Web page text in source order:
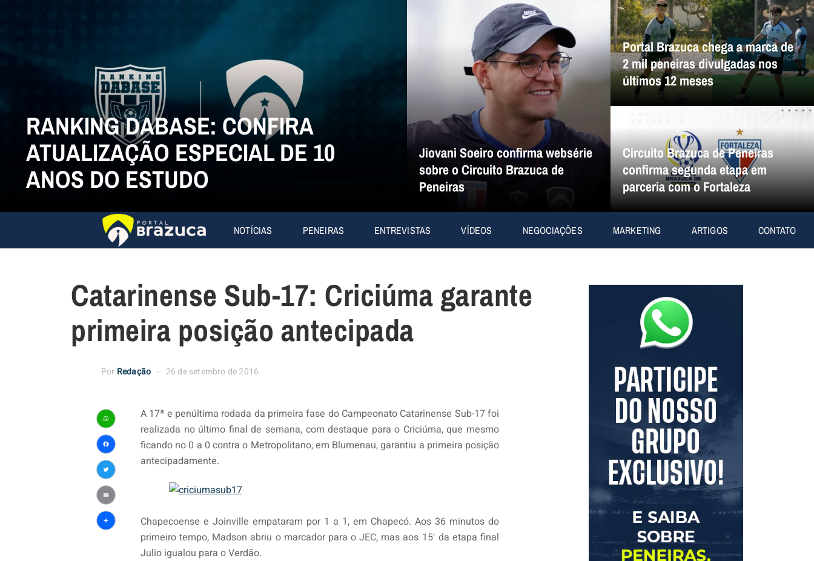
RANKING DABASE: CONFIRA
ATUALIZAÇÃO ESPECIAL DE 10
ANOS DO ESTUDO
Jiovani Soeiro confirma websérie
sobre o Circuito Brazuca de
Peneiras
Portal Brazuca chega a marca de
2 mil peneiras divulgadas nos
últimos 12 meses
Circuito Brazuca de Peneiras
confirma segunda etapa em
parceria com o Fortaleza
NOTÍCIAS PENEIRAS ENTREVISTAS VÍDEOS NEGOCIAÇÕES MARKETING ARTIGOS CONTATO
Catarinense Sub-17: Criciúma garante
primeira posição antecipada
Por Redação 26 de setembro de 2016
WhatsApp
Facebook
Twitter
Email
Share
A 17ª e penúltima rodada da primeira fase do Campeonato Catarinense Sub-17 foi
realizada no último final de semana, com destaque para o Criciúma, que mesmo
ficando no 0 a 0 contra o Metropolitano, em Blumenau, garantiu a primeira posição
antecipadamente.
Chapecoense e Joinville empataram por 1 a 1, em Chapecó. Aos 36 minutos do
primeiro tempo, Madson abriu o marcador para o JEC, mas aos 15′ da etapa final
Julio igualou para o Verdão.